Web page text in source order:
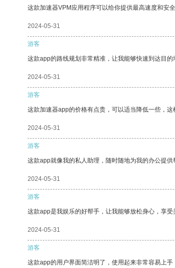
这款加速器VPM应用程序可以给你提供最高速度和安
2024-05-31
游客
这款app的路线规划非常精准，让我能够快速到达目的
2024-05-31
游客
这款加速器app的价格有点贵，可以适当降低一些，这
2024-05-31
游客
这款app就像我的私人助理，随时随地为我的办公提
2024-05-31
游客
这款app是我娱乐的好帮手，让我能够放松身心，享受
2024-05-31
游客
这款app的用户界面简洁明了，使用起来非常容易上手